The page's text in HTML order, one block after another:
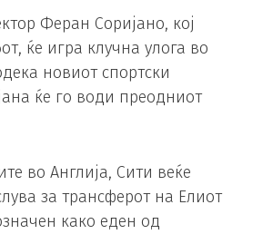
Феран Соријано, кој
ќе игра клучна улога во
новиот спортски
ќе го води преодниот
во Англија, Сити веќе
за трансферот на Елиот
како еден од